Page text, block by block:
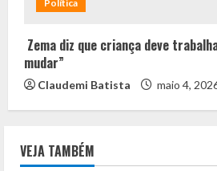
Política
Zema diz que criança deve
mudar”
Claudemi Batista maio 4,
VEJA TAMBÉM